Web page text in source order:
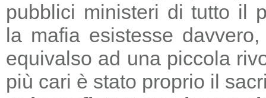
pubblici ministeri di tutto il
la mafia esistesse
equivalso ad una piccola
più cari è stato proprio il